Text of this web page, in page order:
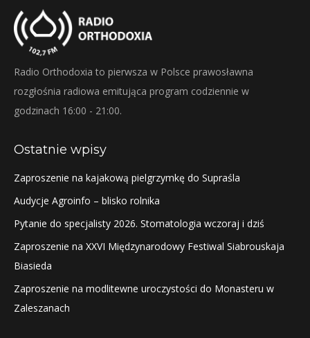
Radio Orthodoxia to pierwsza w Polsce prawosławna
rozgłośnia radiowa emitująca program codziennie w
godzinach 16:00 - 21:00.
Ostatnie wpisy
Zaproszenie na kajakową pielgrzymkę do Supraśla
Audycje Agroinfo – blisko rolnika
Pytanie do specjalisty 2026. Stomatologia wczoraj i dziś
Zaproszenie na XXVI Międzynarodowy Festiwal Siabrouskaja
Biasieda
Zaproszenie na modlitewne uroczystości do Monasteru w
Zaleszanach